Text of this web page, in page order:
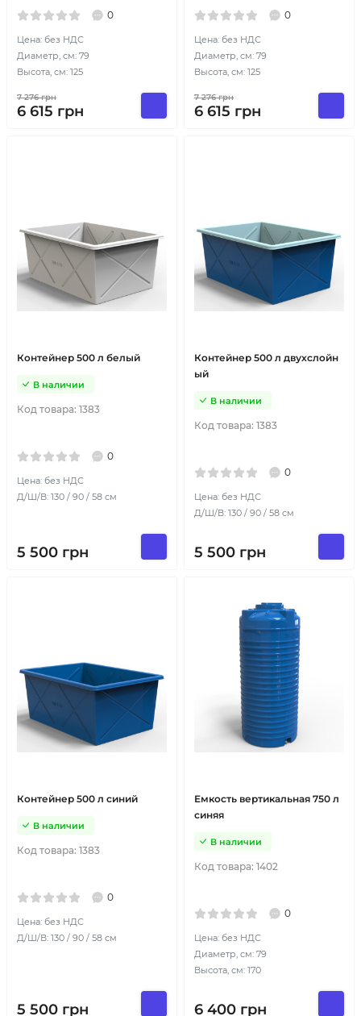
0
Цена: без НДС
Диаметр, см: 79
Высота, см: 125
7 276грн
6 615 грн
0
Цена: без НДС
Диаметр, см: 79
Высота, см: 125
7 276грн
6 615 грн
Контейнер 500 л белый
Код товара: 1383
В наличии
0
Цена: без НДС
Д/Ш/В: 130 / 90 / 58 см
5 500 грн
Контейнер 500 л двухслойн
ый
Код товара: 1383
В наличии
0
Цена: без НДС
Д/Ш/В: 130 / 90 / 58 см
5 500 грн
Контейнер 500 л синий
Код товара: 1383
В наличии
0
Цена: без НДС
Д/Ш/В: 130 / 90 / 58 см
5 500 грн
Емкость вертикальная 750 л
синяя
Код товара: 1402
В наличии
0
Цена: без НДС
Диаметр, см: 79
Высота, см: 170
6 400 грн